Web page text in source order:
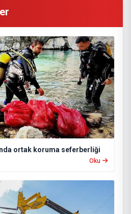
ortak koruma seferberliği
Oku